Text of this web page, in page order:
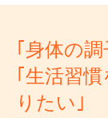
｢身体の
｢生活習
りたい｣